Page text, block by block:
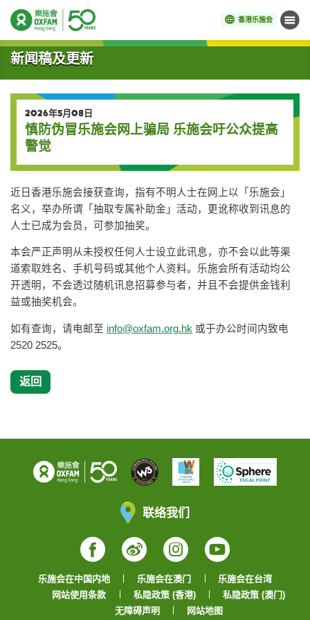
香港乐施会 菜单
开始主要内容
新闻稿及更新
2026年5月08日
慎防伪冒乐施会网上骗局 乐施会吁公众提高
警觉
近日香港乐施会接获查询，指有不明人士在网上以「乐施会」
名义，举办所谓「抽取专属补助金」活动，更讹称收到讯息的
人士已成为会员，可参加抽奖。
本会严正声明从未授权任何人士设立此讯息，亦不会以此等渠
道索取姓名、手机号码或其他个人资料。乐施会所有活动均公
开透明，不会透过随机讯息招募参与者，并且不会提供金钱利
益或抽奖机会。
如有查询，请电邮至 info@oxfam.org.hk 或于办公时间内致电
2520 2525。
返回
联络我们
Facebook
WeiboInstagram
YouTube
乐施会在中国内地 乐施会在澳门
乐施会在台湾
网站使用条款
私隐政策 (香港)
私隐政策 (澳门)
无障碍声明
网站地图